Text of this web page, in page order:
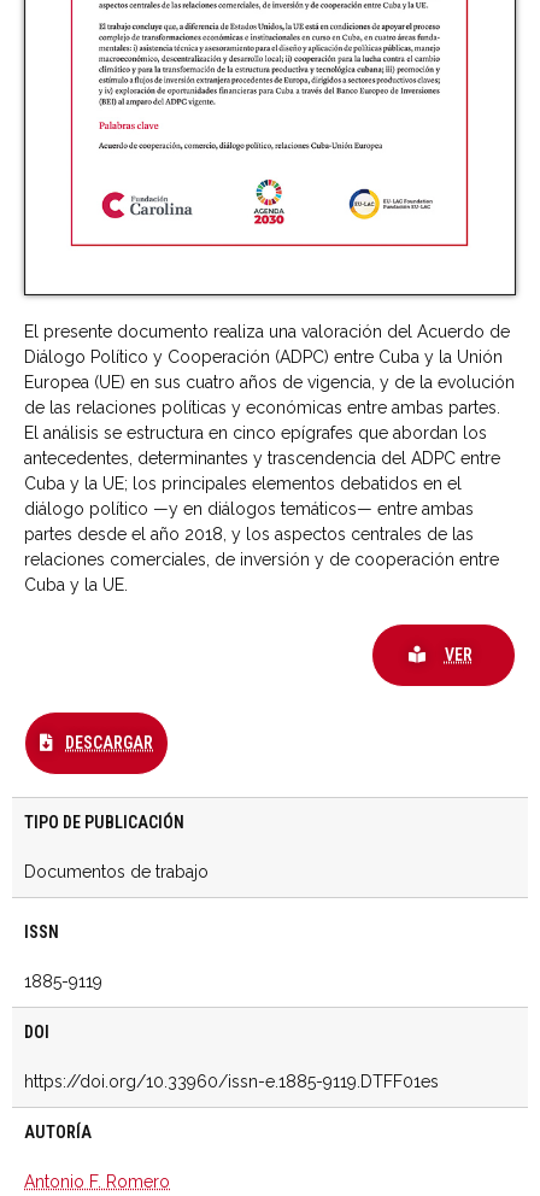
El presente documento realiza una valoración del Acuerdo de
Diálogo Político y Cooperación (ADPC) entre Cuba y la Unión
Europea (UE) en sus cuatro años de vigencia, y de la evolución
de las relaciones políticas y económicas entre ambas partes.
El análisis se estructura en cinco epígrafes que abordan los
antecedentes, determinantes y trascendencia del ADPC entre
Cuba y la UE; los principales elementos debatidos en el
diálogo político —y en diálogos temáticos— entre ambas
partes desde el año 2018, y los aspectos centrales de las
relaciones comerciales, de inversión y de cooperación entre
Cuba y la UE.
VER
DESCARGAR
TIPO DE PUBLICACIÓN
Documentos de trabajo
ISSN
1885-9119
DOI
https://doi.org/10.33960/issn-e.1885-9119.DTFF01es
AUTORÍA
Antonio F. Romero